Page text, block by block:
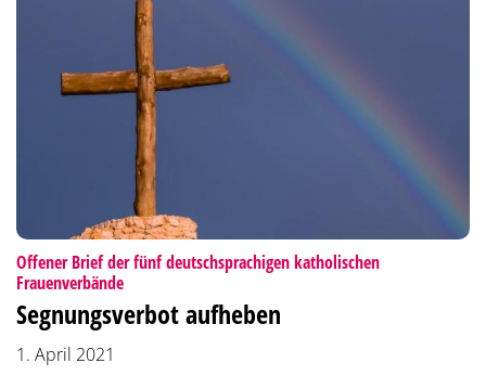
Offener Brief der fünf deutschsprachigen katholischen
Frauenverbände:
Segnungsverbot aufheben
1. April 2021